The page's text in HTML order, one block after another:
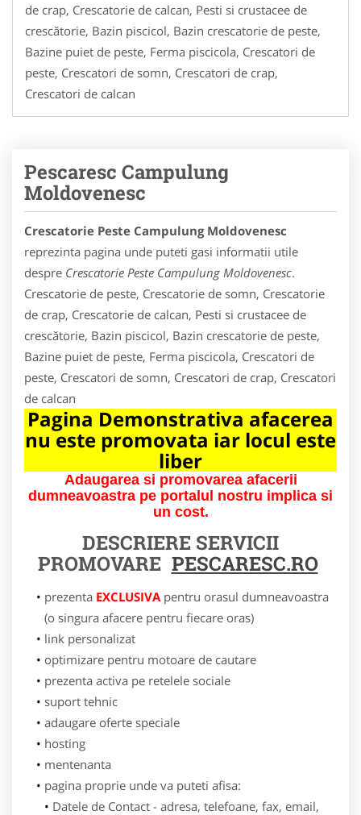
de crap, Crescatorie de calcan, Pesti si crustacee de
crescătorie, Bazin piscicol, Bazin crescatorie de peste,
Bazine puiet de peste, Ferma piscicola, Crescatori de
peste, Crescatori de somn, Crescatori de crap,
Crescatori de calcan
Pescaresc Campulung
Moldovenesc
Crescatorie Peste Campulung Moldovenesc
reprezinta pagina unde puteti gasi informatii utile
despre Crescatorie Peste Campulung Moldovenesc.
Crescatorie de peste, Crescatorie de somn, Crescatorie
de crap, Crescatorie de calcan, Pesti si crustacee de
crescătorie, Bazin piscicol, Bazin crescatorie de peste,
Bazine puiet de peste, Ferma piscicola, Crescatori de
peste, Crescatori de somn, Crescatori de crap, Crescatori
de calcan
Pagina Demonstrativa afacerea
nu este promovata iar locul este
liber
Adaugarea si promovarea afacerii
dumneavoastra pe portalul nostru implica si
un cost.
DESCRIERE SERVICII
PROMOVARE PESCARESC.RO
prezenta EXCLUSIVApentru orasul dumneavoastra
(o singura afacere pentru fiecare oras)
link personalizat
optimizare pentru motoare de cautare
prezenta activa pe retelele sociale
suport tehnic
adaugare oferte speciale
hosting
mentenanta
pagina proprie unde va puteti afisa:
Datele de Contact - adresa, telefoane, fax, email,